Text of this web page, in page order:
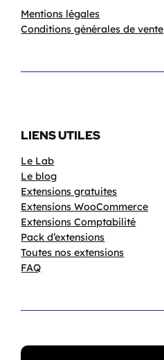
Mentions légales
Conditions générales de vente
LIENS UTILES
Le Lab
Le blog
Extensions gratuites
Extensions WooCommerce
Extensions Comptabilité
Pack d’extensions
Toutes nos extensions
FAQ